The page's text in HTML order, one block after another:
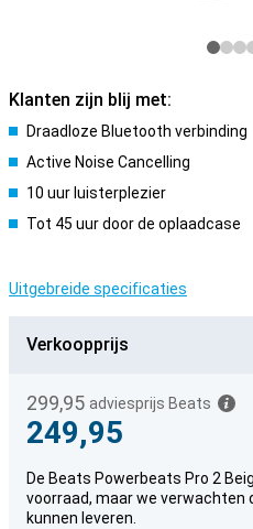
Klanten zijn blij met:
Draadloze Bluetooth verbinding
Active Noise Cancelling
10 uur luisterplezier
Tot 45 uur door de oplaadcase
Uitgebreide specificaties
Verkoopprijs
299,95 adviesprijs Beats
249,95
De Beats Powerbeats Pro 2
voorraad, maar we verwachten
kunnen leveren.